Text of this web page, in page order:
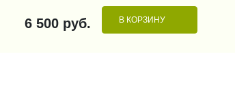
6 500 руб. В КОРЗИНУ